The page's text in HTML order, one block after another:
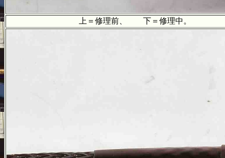
上＝修理前、 下＝修理